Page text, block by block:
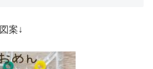
図案↓